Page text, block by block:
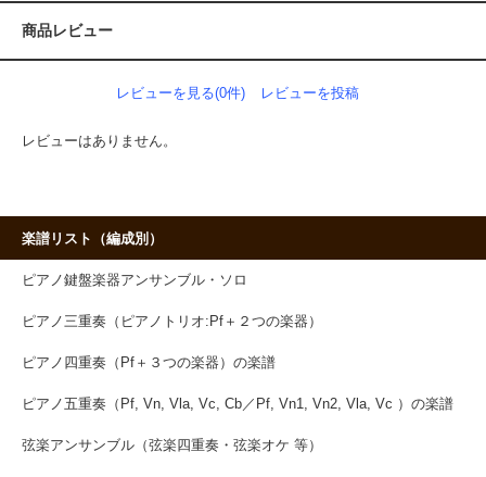
商品レビュー
レビューを見る(0件) レビューを投稿
レビューはありません。
楽譜リスト（編成別）
ピアノ鍵盤楽器アンサンブル・ソロ
ピアノ三重奏（ピアノトリオ:Pf＋２つの楽器）
ピアノ四重奏（Pf＋３つの楽器）の楽譜
ピアノ五重奏（Pf, Vn, Vla, Vc, Cb／Pf, Vn1, Vn2, Vla, Vc ）の楽譜
弦楽アンサンブル（弦楽四重奏・弦楽オケ 等）